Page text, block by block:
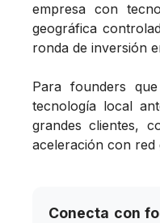
empresa con
geográfica
ronda de inversión
Para founders
tecnología local
grandes clientes,
aceleración con red
Conecta con